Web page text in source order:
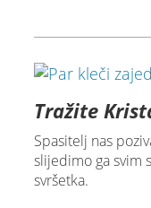
Tražite
Spasitelj nas
slijedimo ga svim
svršetka.